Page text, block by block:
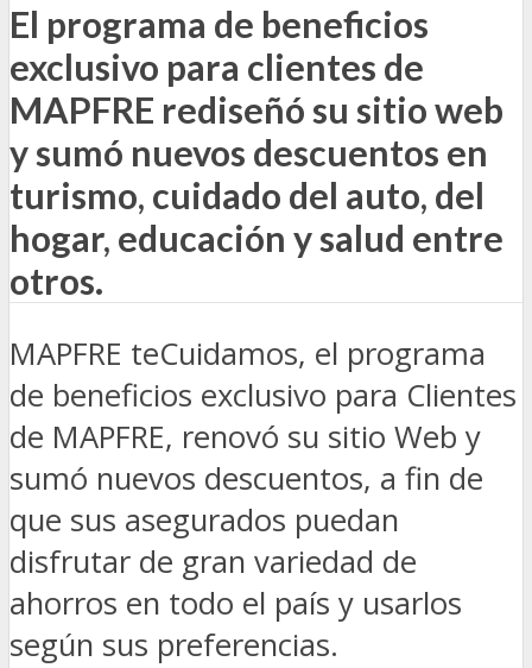
El programa de beneficios
exclusivo para clientes de
MAPFRE rediseñó su sitio web
y sumó nuevos descuentos en
turismo, cuidado del auto, del
hogar, educación y salud entre
otros.
MAPFRE teCuidamos, el programa
de beneficios exclusivo para Clientes
de MAPFRE, renovó su sitio Web y
sumó nuevos descuentos, a fin de
que sus asegurados puedan
disfrutar de gran variedad de
ahorros en todo el país y usarlos
según sus preferencias.